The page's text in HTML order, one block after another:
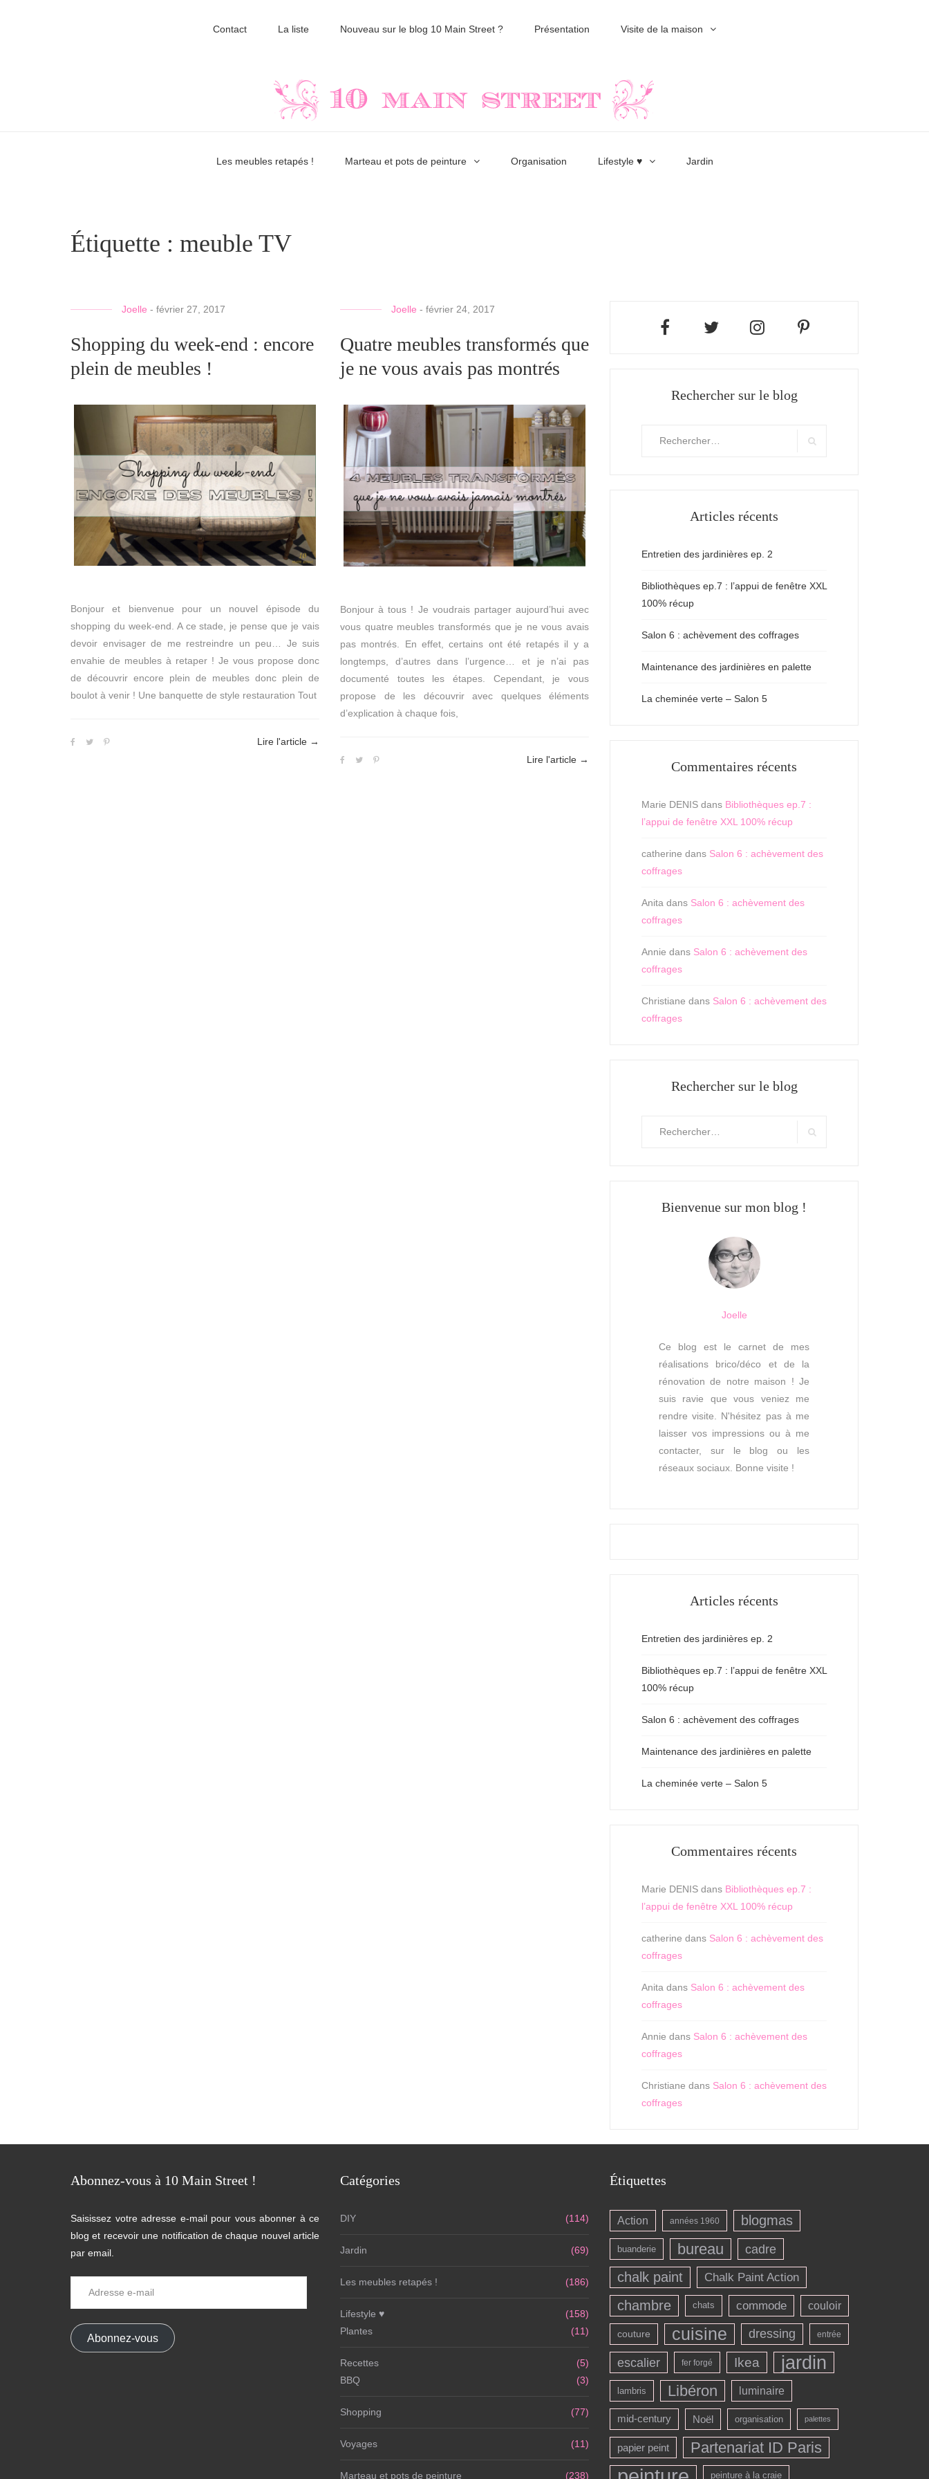
Contact La liste Nouveau sur le blog 10 Main Street ? Présentation Visite de la maison
Les meubles retapés ! Marteau et pots de peinture Organisation Lifestyle ♥ Jardin
Étiquette : meuble TV
Joelle - février 27, 2017
Shopping du week-end : encore
plein de meubles !
Bonjour et bienvenue pour un nouvel épisode du
shopping du week-end. A ce stade, je pense que je vais
devoir envisager de me restreindre un peu… Je suis
envahie de meubles à retaper ! Je vous propose donc
de découvrir encore plein de meubles donc plein de
boulot à venir ! Une banquette de style restauration Tout
Lire l'article →
Joelle - février 24, 2017
Quatre meubles transformés que
je ne vous avais pas montrés
Bonjour à tous ! Je voudrais partager aujourd’hui avec
vous quatre meubles transformés que je ne vous avais
pas montrés. En effet, certains ont été retapés il y a
longtemps, d’autres dans l’urgence… et je n’ai pas
documenté toutes les étapes. Cependant, je vous
propose de les découvrir avec quelques éléments
d’explication à chaque fois,
Lire l'article →
Rechercher sur le blog
Articles récents
Entretien des jardinières ep. 2
Bibliothèques ep.7 : l’appui de fenêtre XXL
100% récup
Salon 6 : achèvement des coffrages
Maintenance des jardinières en palette
La cheminée verte – Salon 5
Commentaires récents
Marie DENIS dans Bibliothèques ep.7 :
l’appui de fenêtre XXL 100% récup
catherine dans Salon 6 : achèvement des
coffrages
Anita dans Salon 6 : achèvement des
coffrages
Annie dans Salon 6 : achèvement des
coffrages
Christiane dans Salon 6 : achèvement des
coffrages
Rechercher sur le blog
Bienvenue sur mon blog !
Joelle
Ce blog est le carnet de mes
réalisations brico/déco et de la
rénovation de notre maison ! Je
suis ravie que vous veniez me
rendre visite. N'hésitez pas à me
laisser vos impressions ou à me
contacter, sur le blog ou les
réseaux sociaux. Bonne visite !
Articles récents
Entretien des jardinières ep. 2
Bibliothèques ep.7 : l’appui de fenêtre XXL
100% récup
Salon 6 : achèvement des coffrages
Maintenance des jardinières en palette
La cheminée verte – Salon 5
Commentaires récents
Marie DENIS dans Bibliothèques ep.7 :
l’appui de fenêtre XXL 100% récup
catherine dans Salon 6 : achèvement des
coffrages
Anita dans Salon 6 : achèvement des
coffrages
Annie dans Salon 6 : achèvement des
coffrages
Christiane dans Salon 6 : achèvement des
coffrages
Abonnez-vous à 10 Main Street !
Saisissez votre adresse e-mail pour vous abonner à ce
blog et recevoir une notification de chaque nouvel article
par email.
Abonnez-vous
Catégories
DIY (114)
Jardin (69)
Les meubles retapés ! (186)
Lifestyle ♥
(158)
Plantes
(11)
Recettes
(5)
BBQ
(3)
Shopping (77)
Voyages (11)
Marteau et pots de peinture (238)
Étiquettes
Action années 1960 blogmas
buanderie bureau cadre
chalk paint Chalk Paint Action
chambre chats commode couloir
couture cuisine dressing entrée
escalier fer forgé Ikea jardin
lambris Libéron luminaire
mid-century Noël organisation palettes
papier peint Partenariat ID Paris
peinture à la craie